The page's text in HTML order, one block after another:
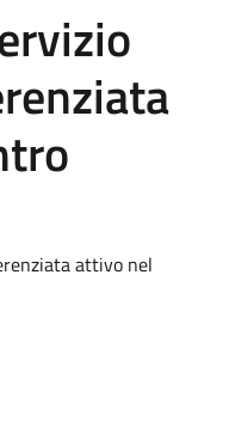
attivo nel